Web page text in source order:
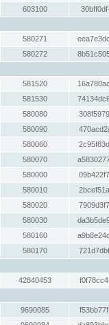
603100
580271
580272
581520
581530
580080
580090
580060
580070
580000
580010
580020
580030
580160
580170
42840453
9690085